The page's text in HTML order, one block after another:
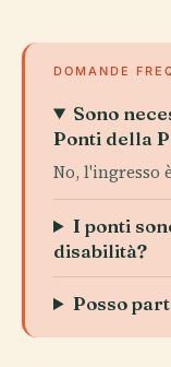
DOMANDE
Sono
Ponti della
No, l'ingresso
I ponti
disabilità?
Posso